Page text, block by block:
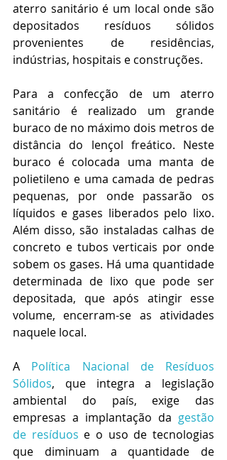
aterro sanitário é um local onde são
depositados resíduos sólidos
provenientes de residências,
indústrias, hospitais e construções.
Para a confecção de um aterro
sanitário é realizado um grande
buraco de no máximo dois metros de
distância do lençol freático. Neste
buraco é colocada uma manta de
polietileno e uma camada de pedras
pequenas, por onde passarão os
líquidos e gases liberados pelo lixo.
Além disso, são instaladas calhas de
concreto e tubos verticais por onde
sobem os gases. Há uma quantidade
determinada de lixo que pode ser
depositada, que após atingir esse
volume, encerram-se as atividades
naquele local.
A Política Nacional de Resíduos
Sólidos, que integra a legislação
ambiental do país, exige das
empresas a implantação da gestão
de resíduos e o uso de tecnologias
que diminuam a quantidade de